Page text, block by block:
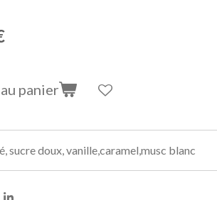
panier
sucre doux, vanille,caramel,musc blanc